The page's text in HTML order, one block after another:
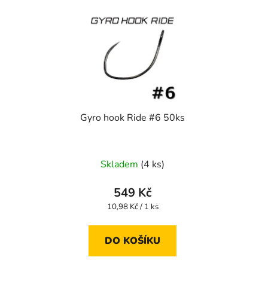
Gyro hook Ride #6 50ks
Skladem (4 ks)
549 Kč
Měrná
10,98 Kč / 1 ks
DO KOŠÍKU